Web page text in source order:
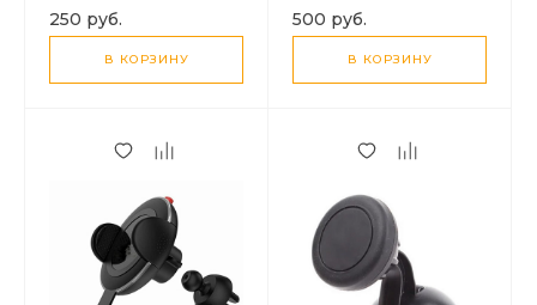
250 руб.
В КОРЗИНУ
на АЗУ +2USB 3.1A+
кнопка ответа
500 руб.
В КОРЗИНУ